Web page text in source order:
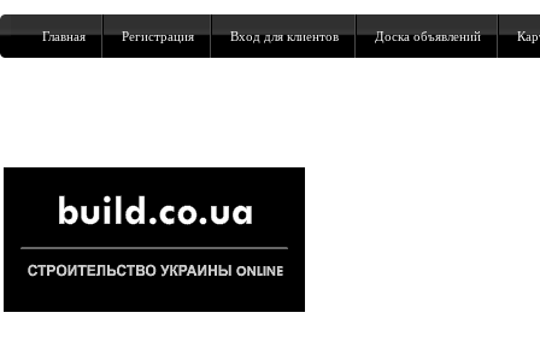
Главная Регистрация Вход для клиентов Доска объявлений